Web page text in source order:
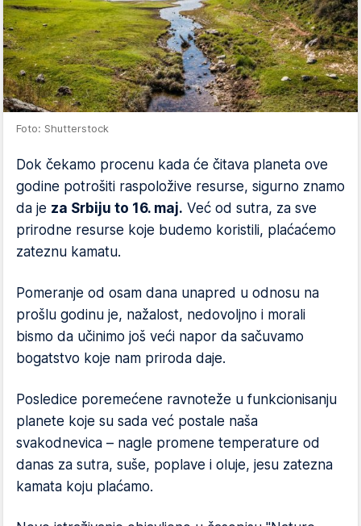
Foto: Shutterstock
Dok čekamo procenu kada će čitava planeta ove
godine potrošiti raspoložive resurse, sigurno znamo
da je za Srbiju to 16. maj. Već od sutra, za sve
prirodne resurse koje budemo koristili, plaćaćemo
zateznu kamatu.
Pomeranje od osam dana unapred u odnosu na
prošlu godinu je, nažalost, nedovoljno i morali
bismo da učinimo još veći napor da sačuvamo
bogatstvo koje nam priroda daje.
Posledice poremećene ravnoteže u funkcionisanju
planete koje su sada već postale naša
svakodnevica – nagle promene temperature od
danas za sutra, suše, poplave i oluje, jesu zatezna
kamata koju plaćamo.